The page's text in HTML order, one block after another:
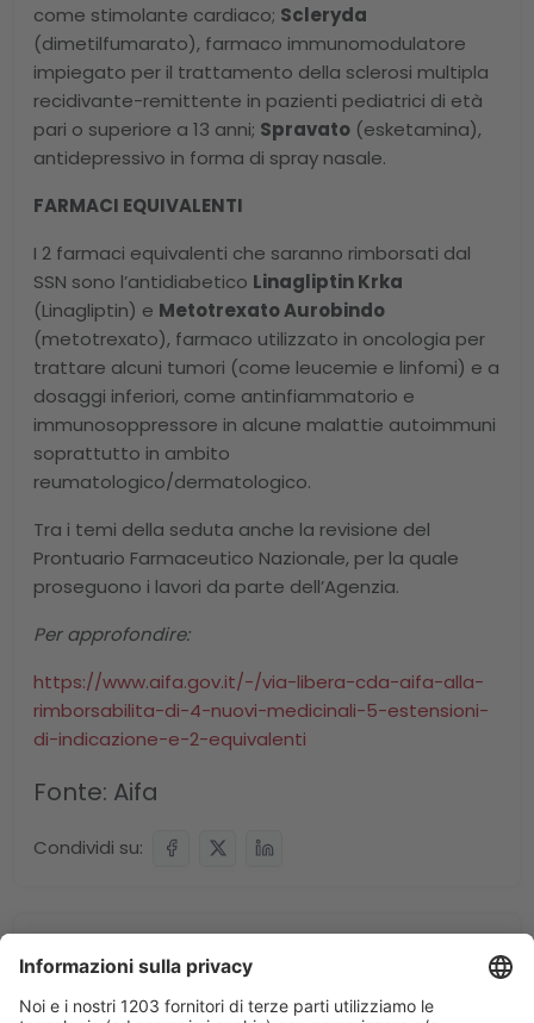
come stimolante cardiaco; Scleryda
(dimetilfumarato), farmaco immunomodulatore
impiegato per il trattamento della sclerosi multipla
recidivante-remittente in pazienti pediatrici di età
pari o superiore a 13 anni; Spravato (esketamina),
antidepressivo in forma di spray nasale.
FARMACI EQUIVALENTI
I 2 farmaci equivalenti che saranno rimborsati dal
SSN sono l’antidiabetico Linagliptin Krka
(Linagliptin) e Metotrexato Aurobindo
(metotrexato), farmaco utilizzato in oncologia per
trattare alcuni tumori (come leucemie e linfomi) e a
dosaggi inferiori, come antinfiammatorio e
immunosoppressore in alcune malattie autoimmuni
soprattutto in ambito
reumatologico/dermatologico.
Tra i temi della seduta anche la revisione del
Prontuario Farmaceutico Nazionale, per la quale
proseguono i lavori da parte dell’Agenzia.
Per approfondire:
https://www.aifa.gov.it/-/via-libera-cda-aifa-alla-
rimborsabilita-di-4-nuovi-medicinali-5-estensioni-
di-indicazione-e-2-equivalenti
Fonte: Aifa
Condividi su: